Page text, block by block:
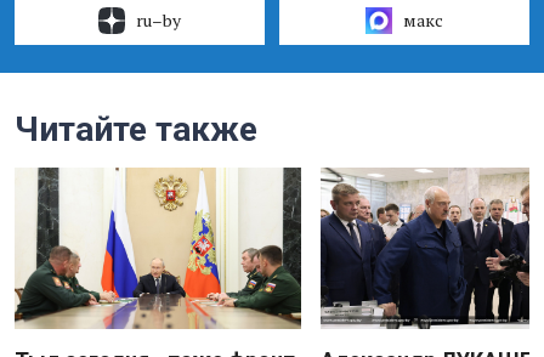
ru–by макс
Читайте также